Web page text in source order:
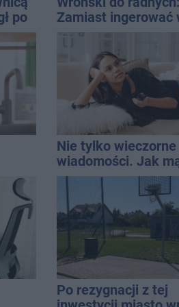
po
Zamiast ingerować
prywatną własność
Nie tylko wieczorne
wiadomości. Jak
korzystać z
być na bieżąco, ale
w informacyjnym
Po rezygnacji z tej